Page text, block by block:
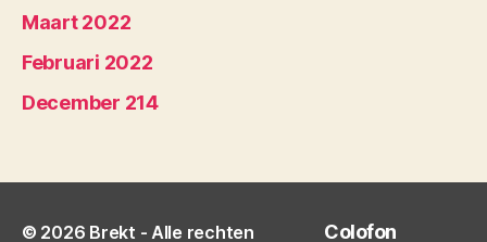
Maart 2022
Februari 2022
December 214
© 2026 Brekt - Alle rechten Colofon